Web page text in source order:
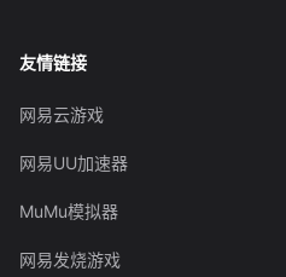
友情链接
网易云游戏
网易UU加速器
MuMu模拟器
网易发烧游戏